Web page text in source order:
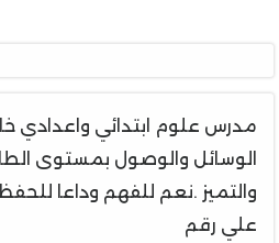
مدرس علوم ابتدائي واعدادي
الوسائل والوصول بمستوى
والتميز .نعم للفهم وداعا
علي رقم